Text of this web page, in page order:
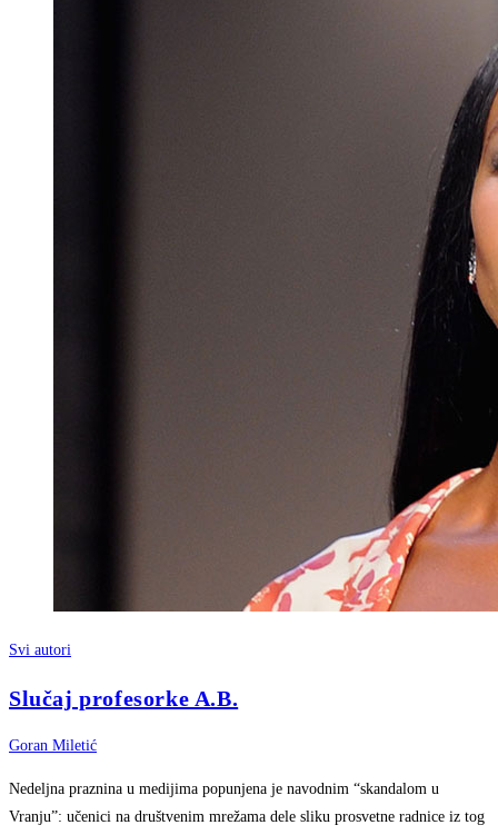
Svi autori
Slučaj profesorke A.B.
Goran Miletić
Nedeljna praznina u medijima popunjena je navodnim “skandalom u
Vranju”: učenici na društvenim mrežama dele sliku prosvetne radnice iz tog